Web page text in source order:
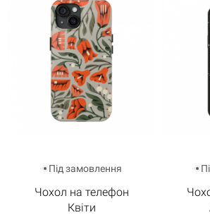
Під замовлення
Чохол на телефон
Квіти